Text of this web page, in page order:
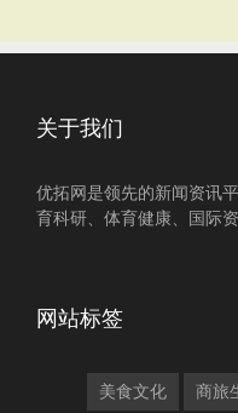
关于我们
优拓网是领先的新闻资讯
育科研、体育健康、国际
网站标签
美食文化 商旅